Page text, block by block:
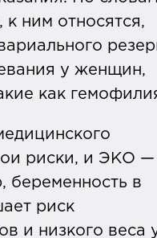
к ним относятся,
у женщин,
как
риски, и ЭКО
беременность в
риск
и низкого веса